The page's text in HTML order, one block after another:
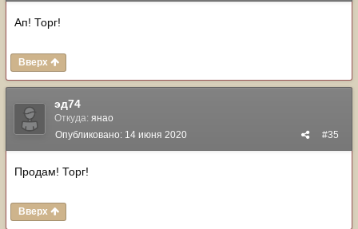
Ап! Торг!
Вверх
эд74
Откуда: янао
#35
Опубликовано: 14 июня 2020
Продам! Торг!
Вверх